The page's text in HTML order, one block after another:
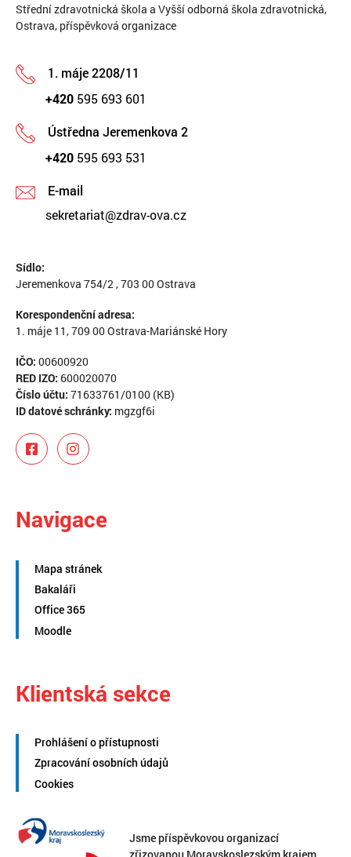
Střední zdravotnická škola a Vyšší odborná škola zdravotnická,
Ostrava, příspěvková organizace
1. máje 2208/11
+420 595 693 601
Ústředna Jeremenkova 2
+420 595 693 531
E-mail
sekretariat@zdrav-ova.cz
Sídlo:
Jeremenkova 754/2 , 703 00 Ostrava
Korespondenční adresa:
1. máje 11, 709 00 Ostrava-Mariánské Hory
IČO: 00600920
RED IZO: 600020070
Číslo účtu: 71633761/0100 (KB)
ID datové schránky: mgzgf6i
Navigace
Mapa stránek
Bakaláři
Office 365
Moodle
Klientská sekce
Prohlášení o přístupnosti
Zpracování osobních údajů
Cookies
Jsme příspěvkovou organizací
zřizovanou Moravskoslezským krajem